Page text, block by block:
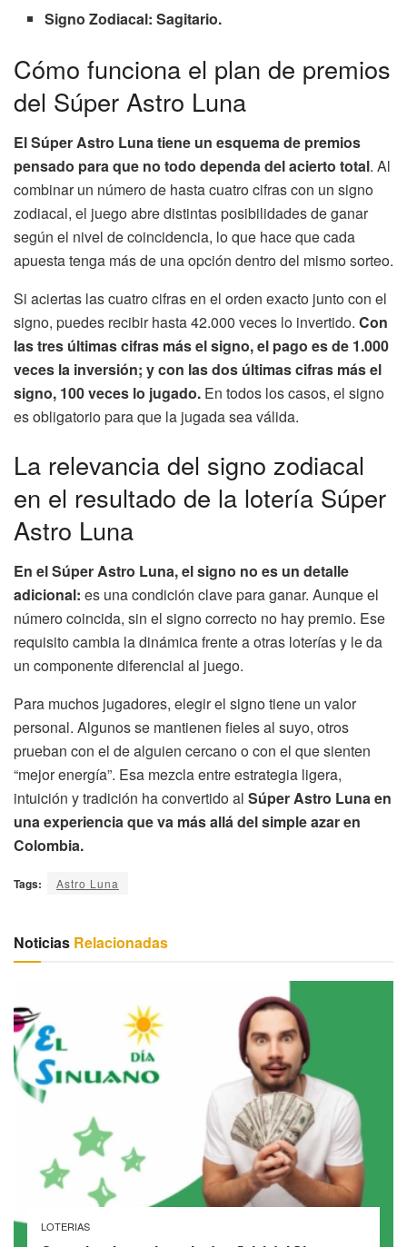
Signo Zodiacal: Sagitario.
Cómo funciona el plan de premios
del Súper Astro Luna
El Súper Astro Luna tiene un esquema de premios
pensado para que no todo dependa del acierto total. Al
combinar un número de hasta cuatro cifras con un signo
zodiacal, el juego abre distintas posibilidades de ganar
según el nivel de coincidencia, lo que hace que cada
apuesta tenga más de una opción dentro del mismo sorteo.
Si aciertas las cuatro cifras en el orden exacto junto con el
signo, puedes recibir hasta 42.000 veces lo invertido. Con
las tres últimas cifras más el signo, el pago es de 1.000
veces la inversión; y con las dos últimas cifras más el
signo, 100 veces lo jugado. En todos los casos, el signo
es obligatorio para que la jugada sea válida.
La relevancia del signo zodiacal
en el resultado de la lotería Súper
Astro Luna
En el Súper Astro Luna, el signo no es un detalle
adicional: es una condición clave para ganar. Aunque el
número coincida, sin el signo correcto no hay premio. Ese
requisito cambia la dinámica frente a otras loterías y le da
un componente diferencial al juego.
Para muchos jugadores, elegir el signo tiene un valor
personal. Algunos se mantienen fieles al suyo, otros
prueban con el de alguien cercano o con el que sienten
“mejor energía”. Esa mezcla entre estrategia ligera,
intuición y tradición ha convertido al Súper Astro Luna en
una experiencia que va más allá del simple azar en
Colombia.
Tags: Astro Luna
Noticias Relacionadas
LOTERIAS